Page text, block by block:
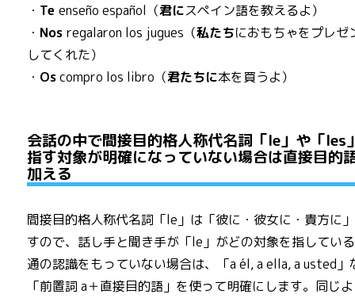
・ Teenseño español（君にスペイン語を教えるよ）
・ Nosregalaron los jugues（私たちにおもちゃをプレゼ
してくれた）
・ Oscompro los libro（君たちに本を買うよ）
会話の中で間接目的格人称代名詞「le」や「les
指す対象が明確になっていない場合は直接目的
加える
間接目的格人称代名詞「le」は「彼に・彼女に・貴方に
すので、話し手と聞き手が「le」がどの対象を指してい
通の認識をもっていない場合は、「a él, a ella, a usted」
「前置詞 a＋直接目的語」を使って明確にします。同じ